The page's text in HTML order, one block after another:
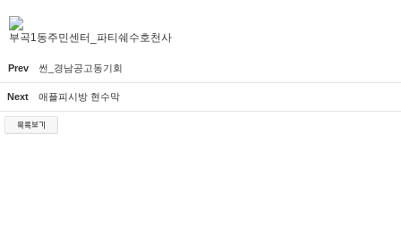
부곡1동주민센터_파티쉐수호천사
Prev 썬_경남공고동기회
Next 애플피시방 현수막